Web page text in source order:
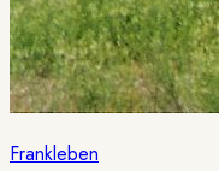
Frankleben